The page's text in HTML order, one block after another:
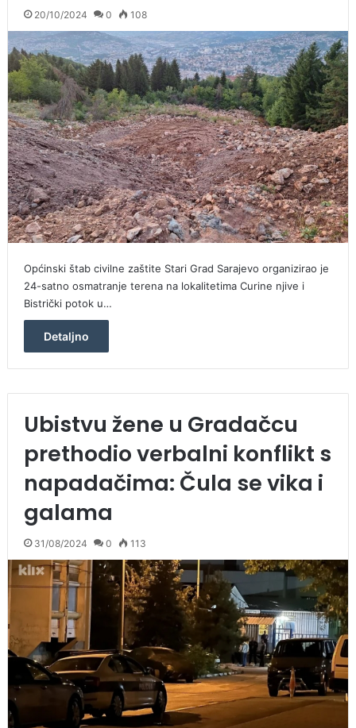
20/10/2024 0 108
Općinski štab civilne zaštite Stari Grad Sarajevo organizirao je
24-satno osmatranje terena na lokalitetima Curine njive i
Bistrički potok u…
Detaljno
Ubistvu žene u Gradačcu
prethodio verbalni konflikt s
napadačima: Čula se vika i
galama
31/08/2024 0 113